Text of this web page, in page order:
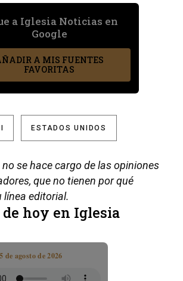
a Iglesia Noticias en
Google
A MIS FUENTES
FAVORITAS
ESTADOS UNIDOS
se hace cargo de las opiniones
que no tienen por qué
línea editorial.
hoy en Iglesia
de agosto de 2026